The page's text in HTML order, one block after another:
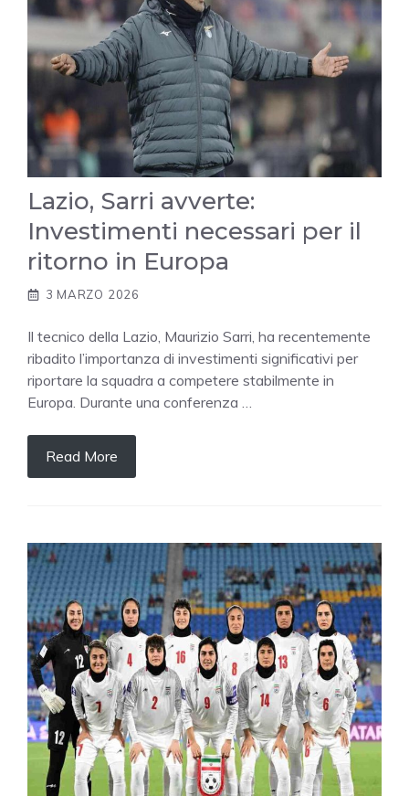
Lazio, Sarri avverte:
Investimenti necessari per il
ritorno in Europa
3 MARZO 2026
Il tecnico della Lazio, Maurizio Sarri, ha recentemente
ribadito l’importanza di investimenti significativi per
riportare la squadra a competere stabilmente in
Europa. Durante una conferenza …
Read More